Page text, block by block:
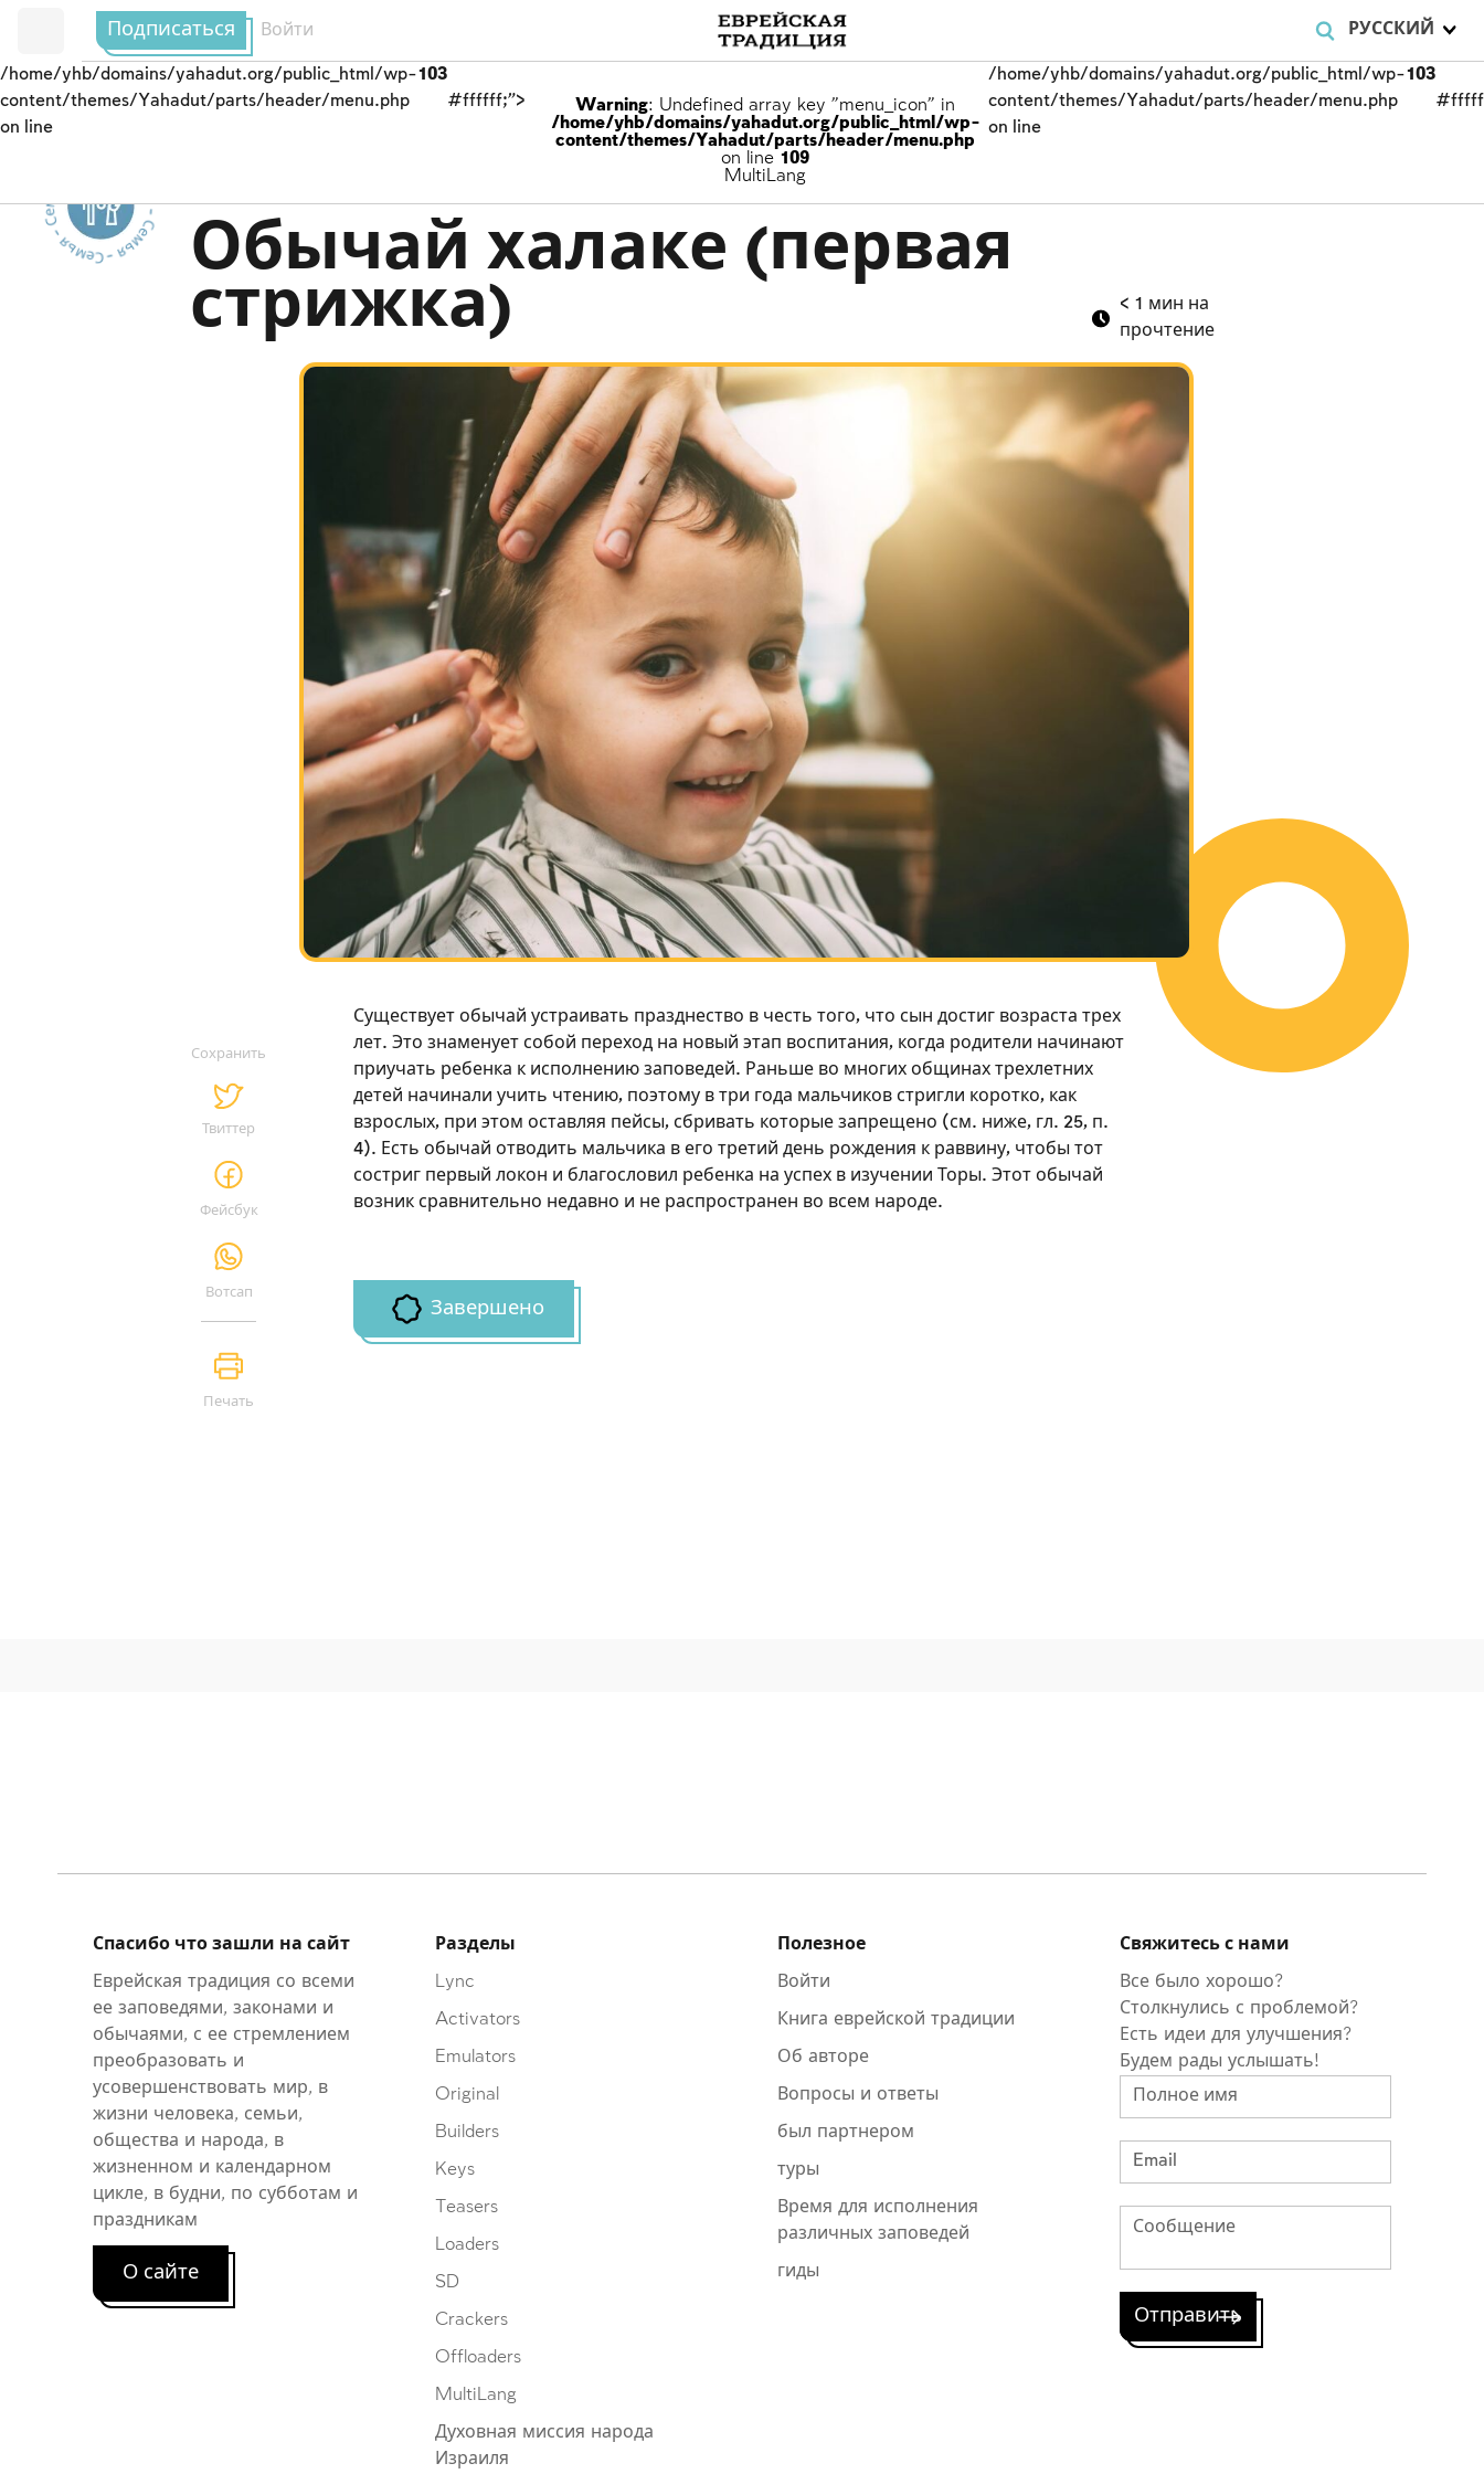
РУССКИЙ
Подписаться Войти
/home/yhb/domains/yahadut.org/public_html/wp-
content/themes/Yahadut/parts/header/menu.php
on line
103
#ffffff;">
Warning: Undefined array key "menu_icon" in
/home/yhb/domains/yahadut.org/public_html/wp-
content/themes/Yahadut/parts/header/menu.php
on line 109
MultiLang
/home/yhb/domains/yahadut.org/public_html/wp-
content/themes/Yahadut/parts/header/menu.php
on line
103
Семья - Семья - Семья - Семья - Семья -- Обычай халаке (первая
стрижка)
< 1 мин на
прочтение
Сохранить
Твиттер
Фейсбук
Вотсап
Печать
Существует обычай устраивать празднество в честь того, что сын достиг возраста трех
лет. Это знаменует собой переход на новый этап воспитания, когда родители начинают
приучать ребенка к исполнению заповедей. Раньше во многих общинах трехлетних
детей начинали учить чтению, поэтому в три года мальчиков стригли коротко, как
взрослых, при этом оставляя пейсы, сбривать которые запрещено (см. ниже, гл. 25, п.
4). Есть обычай отводить мальчика в его третий день рождения к раввину, чтобы тот
состриг первый локон и благословил ребенка на успех в изучении Торы. Этот обычай
возник сравнительно недавно и не распространен во всем народе.
Завершено
Зарегистрироваться на
Свяжитесь с нами
Все было хорошо?
Столкнулись с проблемой?
Есть идеи для улучшения?
Будем рады услышать!
Полезное
Войти
Книга еврейской традиции
Об авторе
Вопросы и ответы
был партнером
туры
Время для исполнения
различных заповедей
гиды
Разделы
Lync
Activators
Emulators
Original
Builders
Keys
Teasers
Loaders
SD
Crackers
Offloaders
MultiLang
Духовная миссия народа
Израиля
Спасибо что зашли на сайт
Еврейская традиция со всеми
ее заповедями, законами и
обычаями, с ее стремлением
преобразовать и
усовершенствовать мир, в
жизни человека, семьи,
общества и народа, в
жизненном и календарном
цикле, в будни, по субботам и
праздникам
О сайте